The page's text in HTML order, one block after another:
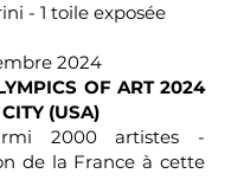
- 1 toile exposée
2024
OF ART 2024
(USA)
2000 artistes -
de la France à cette